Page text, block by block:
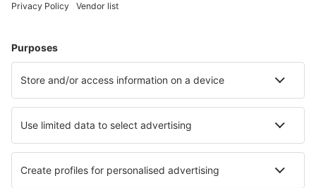
Oxford Kidlington (OXF)
Kirkwall Airport (KOI)
Lands End Airport (LEQ)
Londra
Londra